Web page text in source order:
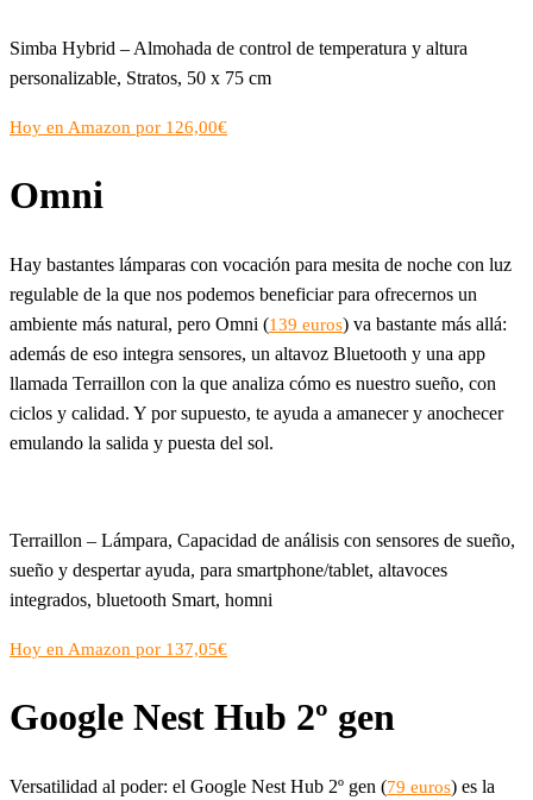
Simba Hybrid – Almohada de control de temperatura y altura
personalizable, Stratos, 50 x 75 cm
Hoy en Amazon por 126,00€
Omni
Hay bastantes lámparas con vocación para mesita de noche con luz
regulable de la que nos podemos beneficiar para ofrecernos un
ambiente más natural, pero Omni (139 euros) va bastante más allá:
además de eso integra sensores, un altavoz Bluetooth y una app
llamada Terraillon con la que analiza cómo es nuestro sueño, con
ciclos y calidad. Y por supuesto, te ayuda a amanecer y anochecer
emulando la salida y puesta del sol.
Terraillon – Lámpara, Capacidad de análisis con sensores de sueño,
sueño y despertar ayuda, para smartphone/tablet, altavoces
integrados, bluetooth Smart, homni
Hoy en Amazon por 137,05€
Google Nest Hub 2º gen
Versatilidad al poder: el Google Nest Hub 2º gen (79 euros) es la